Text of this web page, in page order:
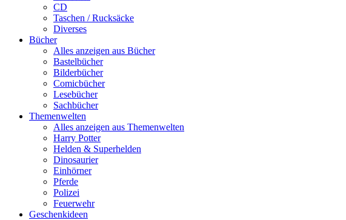
CD
Taschen / Rucksäcke
Diverses
Bücher
Alles anzeigen aus Bücher
Bastelbücher
Bilderbücher
Comicbücher
Lesebücher
Sachbücher
Themenwelten
Alles anzeigen aus Themenwelten
Harry Potter
Helden & Superhelden
Dinosaurier
Einhörner
Pferde
Polizei
Feuerwehr
Geschenkideen